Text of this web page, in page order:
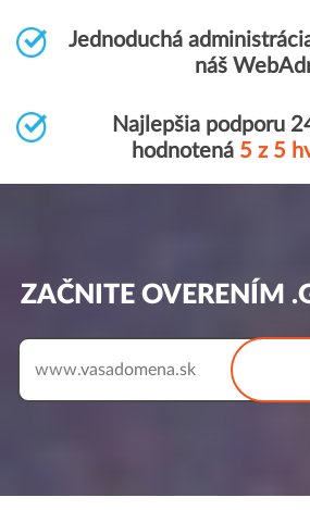
Jednoduchá
náš
Najlepšia podporu
hodnotená 5 z 5
ZAČNITE OVERENÍM
www.